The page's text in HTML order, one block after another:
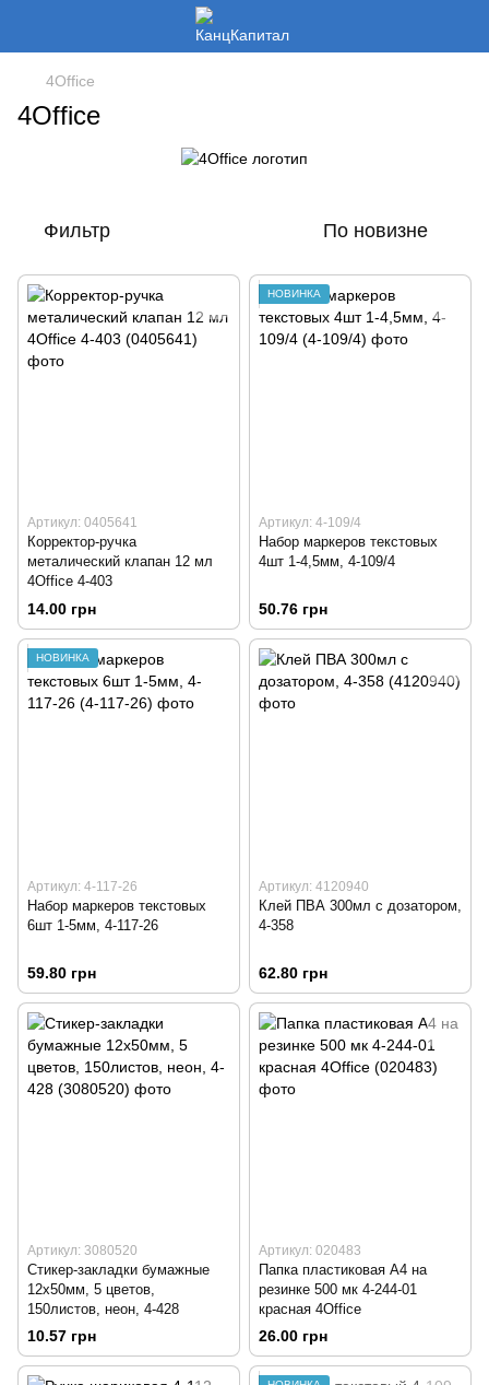
4Office
4Office
Фильтр По новизне
Артикул: 0405641
Корректор-ручка
металический клапан 12 мл
4Office 4-403
14.00 грн
НОВИНКА
Артикул: 4-109/4
Набор маркеров текстовых
4шт 1-4,5мм, 4-109/4
50.76 грн
НОВИНКА
Артикул: 4-117-26
Набор маркеров текстовых
6шт 1-5мм, 4-117-26
59.80 грн
Артикул: 4120940
Клей ПВА 300мл с дозатором,
4-358
62.80 грн
Артикул: 3080520
Стикер-закладки бумажные
12х50мм, 5 цветов,
150листов, неон, 4-428
10.57 грн
Артикул: 020483
Папка пластиковая А4 на
резинке 500 мк 4-244-01
красная 4Office
26.00 грн